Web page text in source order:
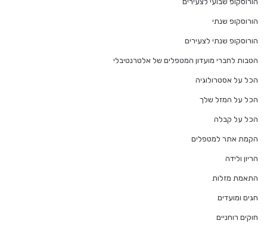
הורוסקופ שנתי
הורוסקופ שנתי לצעירים
הטבות לחברי מועדון המטפלים של אלטרנטיבלי
הכל על אסטרולוגיה
הכל על המזל שלך
הכל על קבלה
הקמת אתר למטפלים
הריון ולידה
התאמת מזלות
חגים ומועדים
חוקים רוחניים